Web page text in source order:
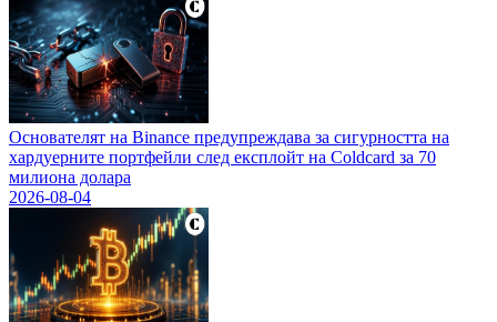
Основателят на Binance предупреждава за сигурността на
хардуерните портфейли след експлойт на Coldcard за 70
милиона долара
2026-08-04